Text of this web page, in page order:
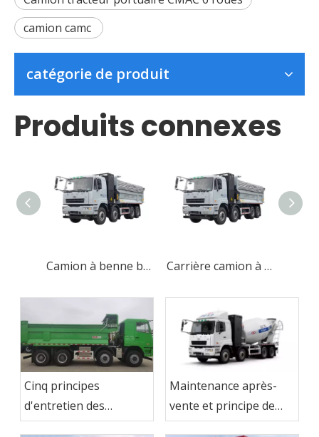
camion camc
catégorie de produit
Produits connexes
Camion à benne basculante commerciale Pure Electric Tri Axle Carrière camion à benne basculante hydraulique à l'essieu
Cinq principes
d'entretien des
camions à benne
Maintenance après-
vente et principe de
fonctionnement du